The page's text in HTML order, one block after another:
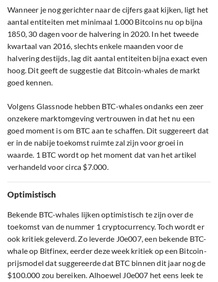
Wanneer je nog gerichter naar de cijfers gaat kijken, ligt het
aantal entiteiten met minimaal 1.000 Bitcoins nu op bijna
1850, 30 dagen voor de halvering in 2020. In het tweede
kwartaal van 2016, slechts enkele maanden voor de
halvering destijds, lag dit aantal entiteiten bijna exact even
hoog. Dit geeft de suggestie dat Bitcoin-whales de markt
goed kennen.
Volgens Glassnode hebben BTC-whales ondanks een zeer
onzekere marktomgeving vertrouwen in dat het nu een
goed moment is om BTC aan te schaffen. Dit suggereert dat
er in de nabije toekomst ruimte zal zijn voor groei in
waarde. 1 BTC wordt op het moment dat van het artikel
verhandeld voor circa $7.000.
Optimistisch
Bekende BTC-whales lijken optimistisch te zijn over de
toekomst van de nummer 1 cryptocurrency. Toch wordt er
ook kritiek geleverd. Zo leverde J0e007, een bekende BTC-
whale op Bitfinex, eerder deze week kritiek op een Bitcoin-
prijsmodel dat suggereerde dat BTC binnen dit jaar nog de
$100.000 zou bereiken. Alhoewel J0e007 het eens leek te